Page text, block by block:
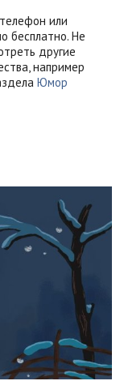
или
бесплатно. Не
другие
например
Юмор